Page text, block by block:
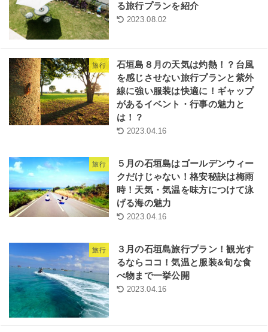
る旅行プランを紹介
2023.08.02
旅行
石垣島８月の天気は灼熱！？台風
を感じさせない旅行プランと紫外
線に強い服装は快適に！ギャップ
があるイベント・行事の魅力と
は！？
2023.04.16
旅行
５月の石垣島はゴールデンウィー
クだけじゃない！格安秘訣は梅雨
時！天気・気温を味方につけて泳
げる海の魅力
2023.04.16
旅行
３月の石垣島旅行プラン！観光す
るならココ！気温と服装&旬な食
べ物まで一挙公開
2023.04.16